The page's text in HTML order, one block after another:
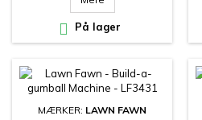
 På lager
MÆRKER: LAWN FAWN